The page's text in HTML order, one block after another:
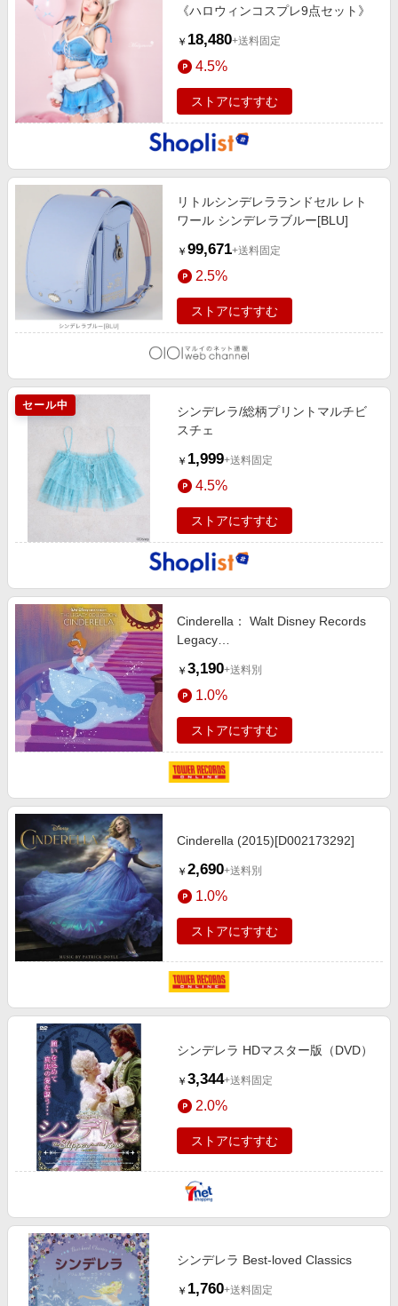
《ハロウィンコスプレ9点セット》
￥ 18,480+送料固定
4.5%
ストアにすすむ
リトルシンデレラランドセル レト
ワール シンデレラブルー[BLU]
￥ 99,671+送料固定
2.5%
ストアにすすむ
セール中
シンデレラ/総柄プリントマルチビ
スチェ
￥ 1,999+送料固定
4.5%
ストアにすすむ
Cinderella： Walt Disney Records
Legacy
￥ 3,190+送料別
1.0%
ストアにすすむ
Cinderella (2015)[D002173292]
￥ 2,690+送料別
1.0%
ストアにすすむ
シンデレラ HDマスター版（DVD）
￥ 3,344+送料固定
2.0%
ストアにすすむ
シンデレラ Best‐loved Classics
￥ 1,760+送料固定